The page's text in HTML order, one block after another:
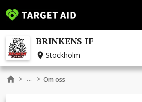
BRINKENS IF
Stockholm
> ... > Om oss